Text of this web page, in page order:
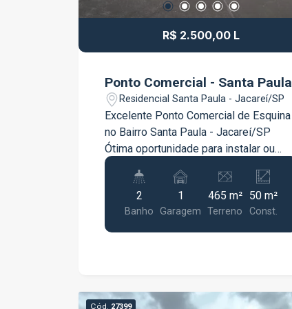
R$ 2.500,00 L
Ponto Comercial - Santa Paula
Residencial Santa Paula - Jacareí/SP
Excelente Ponto Comercial de Esquina
no Bairro Santa Paula - Jacareí/SP
Ótima oportunidade para instalar ou
expandir o seu negócio em uma
localização estratégica no bairro Santa
Paula, um dos bairros mais
movimentados e valorizados de
Jacareí. Imóvel comercial de esquina,
lojas, conveniências, entre outros
2
Banho
1
Garagem
465 m²
Terreno
50 m²
Const.
Cód. 27399